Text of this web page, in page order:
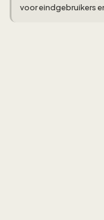
voor eindgebruikers